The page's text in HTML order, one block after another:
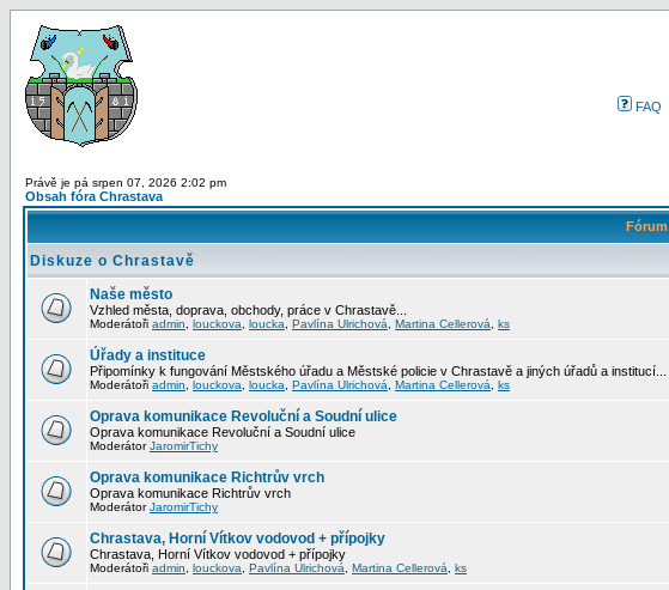
FAQ
Právě je pá srpen 07, 2026 2:02 pm
Obsah fóra Chrastava
Fórum
Diskuze o Chrastavě
Naše město
Vzhled města, doprava, obchody, práce v Chrastavě...
Moderátoři admin louckova loucka Pavlína Ulrichová Martina Cellerová ks
Úřady a instituce
Připomínky k fungování Městského úřadu a Městské policie v Chrastavě a jiných úřadů a institucí...
Moderátoři admin louckova loucka Pavlína Ulrichová Martina Cellerová ks
Oprava komunikace Revoluční a Soudní ulice
Oprava komunikace Revoluční a Soudní ulice
ModerátorJaromirTichy
Oprava komunikace Richtrův vrch
Oprava komunikace Richtrův vrch
ModerátorJaromirTichy
Chrastava, Horní Vítkov vodovod + přípojky
Chrastava, Horní Vítkov vodovod + přípojky
Moderátoři admin louckova Pavlína Ulrichová Martina Cellerová ks